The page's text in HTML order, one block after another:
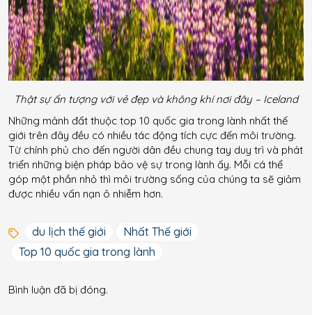
Thật sự ấn tượng với vẻ đẹp và không khí nơi đây – Iceland
Những mảnh đất thuộc top 10 quốc gia trong lành nhất thế
giới trên đây đều có nhiều tác động tích cực đến môi trường.
Từ chính phủ cho đến người dân đều chung tay duy trì và phát
triển những biện pháp bảo vệ sự trong lành ấy. Mỗi cá thể
góp một phần nhỏ thì môi trường sống của chúng ta sẽ giảm
được nhiều vấn nạn ô nhiễm hơn.
du lịch thế giới
Nhất Thế giới
Top 10 quốc gia trong lành
Bình luận đã bị đóng.